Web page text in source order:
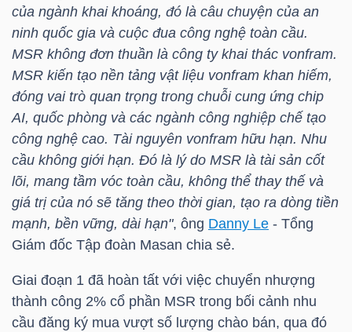
của ngành khai khoáng, đó là câu chuyện của an
ninh quốc gia và cuộc đua công nghệ toàn cầu.
MSR không đơn thuần là công ty khai thác vonfram.
MSR kiến tạo nền tảng vật liệu vonfram khan hiếm,
đóng vai trò quan trọng trong chuỗi cung ứng chip
AI, quốc phòng và các ngành công nghiệp chế tạo
công nghệ cao. Tài nguyên vonfram hữu hạn. Nhu
cầu không giới hạn. Đó là lý do MSR là tài sản cốt
lõi, mang tầm vóc toàn cầu, không thể thay thế và
giá trị của nó sẽ tăng theo thời gian, tạo ra dòng tiền
mạnh, bền vững, dài hạn", ông Danny Le - Tổng
Giám đốc Tập đoàn Masan chia sẻ.
Giai đoạn 1 đã hoàn tất với việc chuyển nhượng
thành công 2% cổ phần MSR trong bối cảnh nhu
cầu đăng ký mua vượt số lượng chào bán, qua đó
ĐÔNG
DƯƠNG
TÀI
CHÍNH
NHÂN
VIETSTOCKFINANCE